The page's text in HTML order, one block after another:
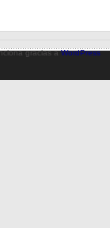
gracias aWordPress